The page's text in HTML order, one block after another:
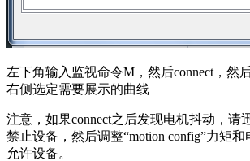
左下角输入监视命令M，然后connect，然
右侧选定需要展示的曲线
注意，如果connect之后发现电机抖动，请
禁止设备，然后调整“motion config”力矩
允许设备。